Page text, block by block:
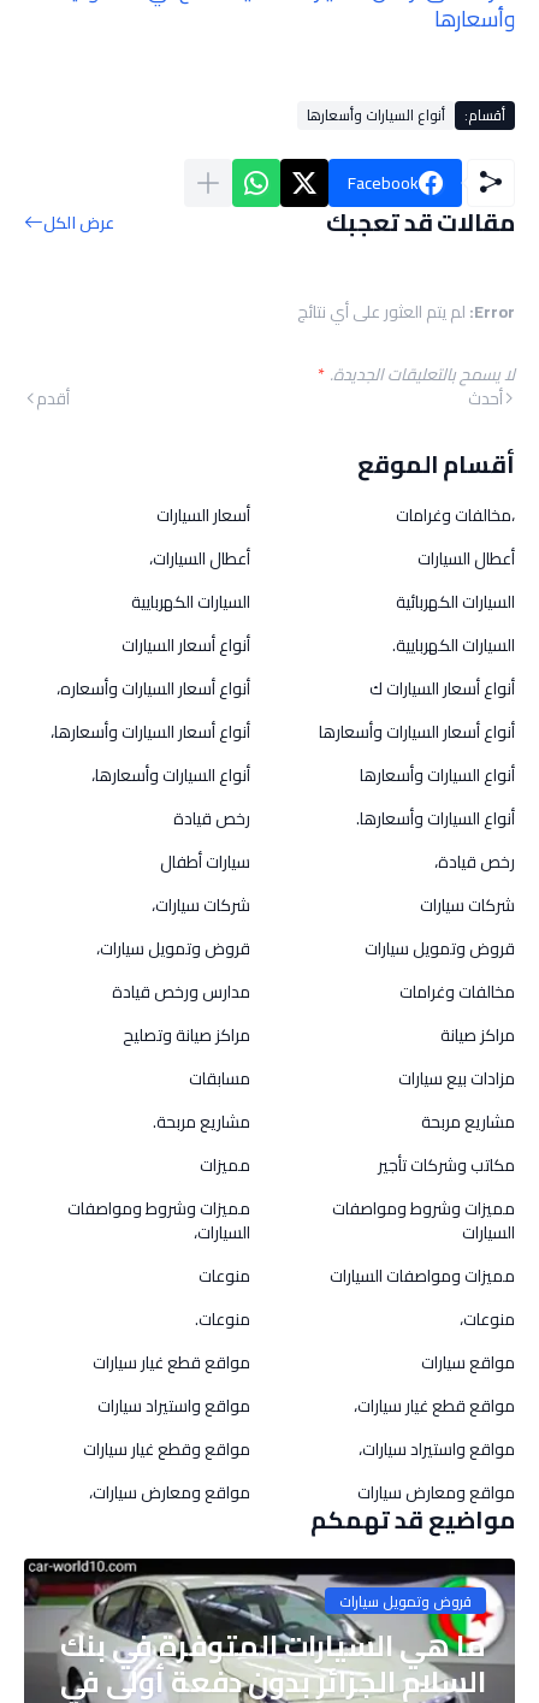
وأسعارها
أقسام: أنواع السيارات وأسعارها
Facebook
مقالات قد تعجبك عرض الكل
Error: لم يتم العثور على أي نتائج
لا يسمح بالتعليقات الجديدة.*
أحدث أقدم
أقسام الموقع
،مخالفات وغرامات
أسعار السيارات
أعطال السيارات
أعطال السيارات،
السيارات الكهربائية
السيارات الكهربايية
السيارات الكهربايية.
أنواع أسعار السيارات
أنواع أسعار السيارات ك
أنواع أسعار السيارات وأسعاره،
أنواع أسعار السيارات وأسعارها
أنواع أسعار السيارات وأسعارها،
أنواع السيارات وأسعارها
أنواع السيارات وأسعارها،
أنواع السيارات وأسعارها.
رخص قيادة
رخص قيادة،
سيارات أطفال
شركات سيارات
شركات سيارات،
قروض وتمويل سيارات
قروض وتمويل سيارات،
مخالفات وغرامات
مدارس ورخص قيادة
مراكز صيانة
مراكز صيانة وتصليح
مزادات بيع سيارات
مسابقات
مشاريع مربحة
مشاريع مربحة.
مكاتب وشركات تأجير
مميزات
مميزات وشروط ومواصفات
السيارات
مميزات وشروط ومواصفات
السيارات،
مميزات ومواصفات السيارات
منوعات
منوعات،
منوعات.
مواقع سيارات
مواقع قطع غيار سيارات
مواقع قطع غيار سيارات،
مواقع واستيراد سيارات
مواقع واستيراد سيارات،
مواقع وقطع غيار سيارات
مواقع ومعارض سيارات
مواقع ومعارض سيارات،
مواضيع قد تهمكم
قروض وتمويل سيارات
ما هي السيارات المتوفرة في بنك
السلام الجزائر بدون دفعة أولى في